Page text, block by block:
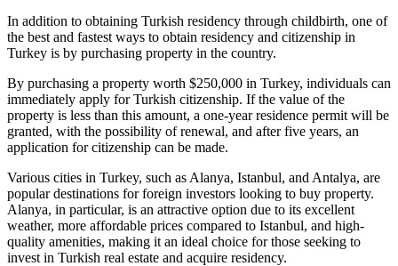
In addition to obtaining Turkish residency through childbirth, one of
the best and fastest ways to obtain residency and citizenship in
Turkey is by purchasing property in the country.
By purchasing a property worth $250,000 in Turkey, individuals can
immediately apply for Turkish citizenship. If the value of the
property is less than this amount, a one-year residence permit will be
granted, with the possibility of renewal, and after five years, an
application for citizenship can be made.
Various cities in Turkey, such as Alanya, Istanbul, and Antalya, are
popular destinations for foreign investors looking to buy property.
Alanya, in particular, is an attractive option due to its excellent
weather, more affordable prices compared to Istanbul, and high-
quality amenities, making it an ideal choice for those seeking to
invest in Turkish real estate and acquire residency.